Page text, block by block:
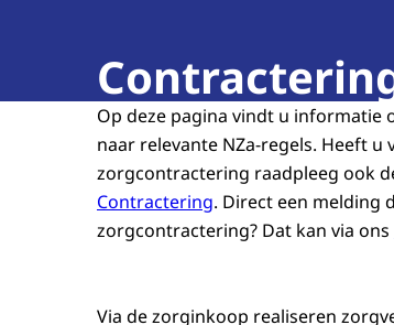
Op deze pagina vindt u informatie
naar relevante NZa-regels. Heeft u
zorgcontractering raadpleeg ook
Contractering. Direct een melding
zorgcontractering? Dat kan via ons
Via de zorginkoop realiseren